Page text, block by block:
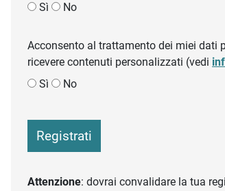
Sì
No
Acconsento al trattamento dei miei dati
ricevere contenuti personalizzati (vedi
Sì
No
Registrati
Attenzione: dovrai convalidare la tua